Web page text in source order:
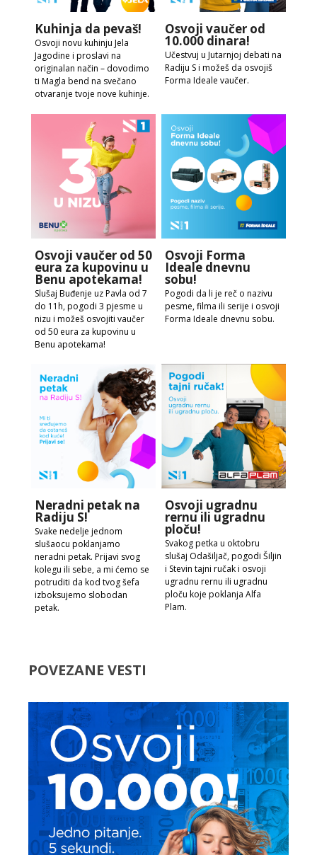
Kuhinja da pevaš!
Osvoji novu kuhinju Jela
Jagodine i proslavi na
originalan način – dovodimo
ti Magla bend na svečano
otvaranje tvoje nove kuhinje.
Osvoji vaučer od
10.000 dinara!
Učestvuj u Jutarnjoj debati na
Radiju S i možeš da osvojiš
Forma Ideale vaučer.
Osvoji vaučer od 50
eura za kupovinu u
Benu apotekama!
Slušaj Buđenje uz Pavla od 7
do 11h, pogodi 3 pjesme u
nizu i možeš osvojiti vaučer
od 50 eura za kupovinu u
Benu apotekama!
Osvoji Forma
Ideale dnevnu
sobu!
Pogodi da li je reč o nazivu
pesme, filma ili serije i osvoji
Forma Ideale dnevnu sobu.
Neradni petak na
Radiju S!
Svake nedelje jednom
slušaocu poklanjamo
neradni petak. Prijavi svog
kolegu ili sebe, a mi ćemo se
potruditi da kod tvog šefa
izboksujemo slobodan
petak.
Osvoji ugradnu
rernu ili ugradnu
ploču!
Svakog petka u oktobru
slušaj Odašiljač, pogodi Šiljin
i Stevin tajni ručak i osvoji
ugradnu rernu ili ugradnu
ploču koje poklanja Alfa
Plam.
POVEZANE VESTI